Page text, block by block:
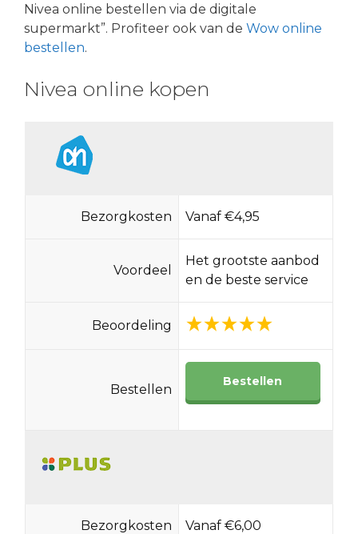
Nivea online bestellen via de digitale
supermarkt”. Profiteer ook van de Wow online
bestellen.
Nivea online kopen
Bezorgkosten Vanaf €4,95
Voordeel
Het grootste aanbod
en de beste service
Beoordeling
Bestellen
Bestellen
Bezorgkosten Vanaf €6,00